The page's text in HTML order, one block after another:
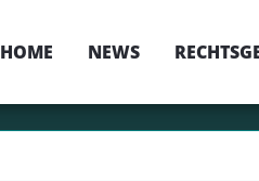
HOME NEWS